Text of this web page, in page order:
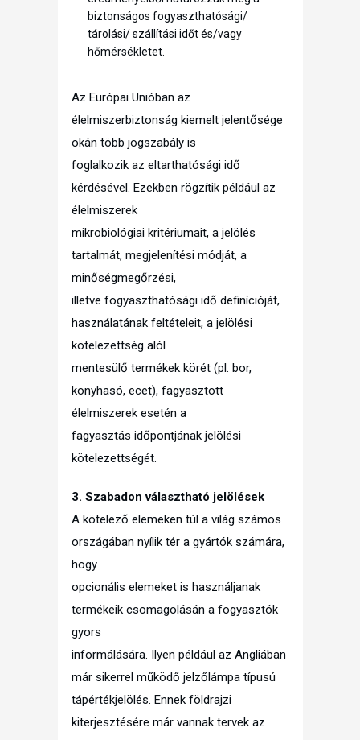
biztonságos fogyaszthatósági/
tárolási/ szállítási időt és/vagy
hőmérsékletet.
Az Európai Unióban az
élelmiszerbiztonság kiemelt jelentősége
okán több jogszabály is
foglalkozik az eltarthatósági idő
kérdésével. Ezekben rögzítik például az
élelmiszerek
mikrobiológiai kritériumait, a jelölés
tartalmát, megjelenítési módját, a
minőségmegőrzési,
illetve fogyaszthatósági idő definícióját,
használatának feltételeit, a jelölési
kötelezettség alól
mentesülő termékek körét (pl. bor,
konyhasó, ecet), fagyasztott
élelmiszerek esetén a
fagyasztás időpontjának jelölési
kötelezettségét.
3. Szabadon választható jelölések
A kötelező elemeken túl a világ számos
országában nyílik tér a gyártók számára,
hogy
opcionális elemeket is használjanak
termékeik csomagolásán a fogyasztók
gyors
informálására. Ilyen például az Angliában
már sikerrel működő jelzőlámpa típusú
tápértékjelölés. Ennek földrajzi
kiterjesztésére már vannak tervek az